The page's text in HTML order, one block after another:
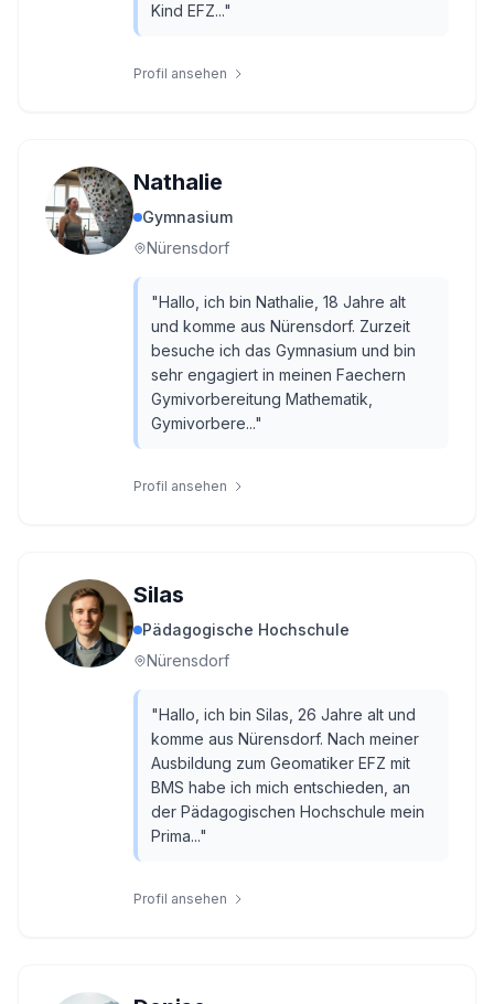
Kind EFZ..."
Profil ansehen
Nathalie
Gymnasium
Nürensdorf
"Hallo, ich bin Nathalie, 18 Jahre alt
und komme aus Nürensdorf. Zurzeit
besuche ich das Gymnasium und bin
sehr engagiert in meinen Faechern
Gymivorbereitung Mathematik,
Gymivorbere..."
Profil ansehen
Silas
Pädagogische Hochschule
Nürensdorf
"Hallo, ich bin Silas, 26 Jahre alt und
komme aus Nürensdorf. Nach meiner
Ausbildung zum Geomatiker EFZ mit
BMS habe ich mich entschieden, an
der Pädagogischen Hochschule mein
Prima..."
Profil ansehen